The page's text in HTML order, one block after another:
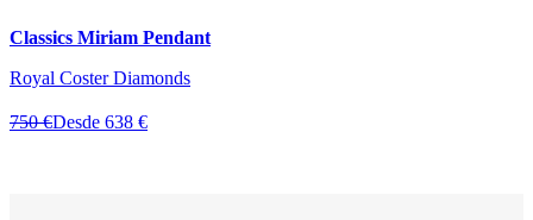
Classics Miriam Pendant
Royal Coster Diamonds
750 €Desde 638 €